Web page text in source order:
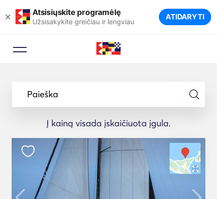
× Atsisiųskite programėlę
Užsisakykite greičiau ir lengviau ATIDARYTI
Paieška
Į kainą visada įskaičiuota įgula.